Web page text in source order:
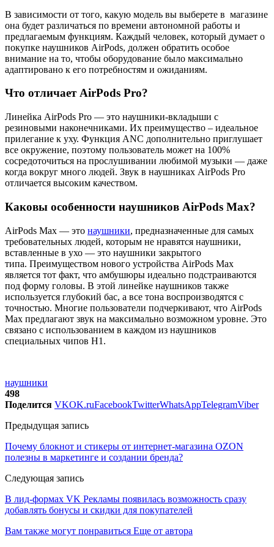
В зависимости от того, какую модель вы выберете в магазине
она будет различаться по времени автономной работы и
предлагаемым функциям. Каждый человек, который думает о
покупке наушников AirPods, должен обратить особое
внимание на то, чтобы оборудование было максимально
адаптировано к его потребностям и ожиданиям.
Что отличает AirPods Pro?
Линейка AirPods Pro — это наушники-вкладыши с
резиновыми наконечниками. Их преимущество – идеальное
прилегание к уху. Функция ANC дополнительно приглушает
все окружение, поэтому пользователь может на 100%
сосредоточиться на прослушивании любимой музыки — даже
когда вокруг много людей. Звук в наушниках AirPods Pro
отличается высоким качеством.
Каковы особенности наушников AirPods Max?
AirPods Max — это наушники, предназначенные для самых
требовательных людей, которым не нравятся наушники,
вставленные в ухо — это наушники закрытого
типа. Преимуществом нового устройства AirPods Max
является тот факт, что амбушюры идеально подстраиваются
под форму головы. В этой линейке наушников также
используется глубокий бас, а все тона воспроизводятся с
точностью. Многие пользователи подчеркивают, что AirPods
Max предлагают звук на максимально возможном уровне. Это
связано с использованием в каждом из наушников
специальных чипов H1.
наушники
498
Поделится VKOK.ruFacebookTwitterWhatsAppTelegramViber
Предыдущая запись
Почему блокнот и стикеры от интернет-магазина OZON
полезны в маркетинге и создании бренда?
Следующая запись
В лид-формах VK Рекламы появилась возможность сразу
добавлять бонусы и скидки для покупателей
Вам также могут понравиться Еще от автора